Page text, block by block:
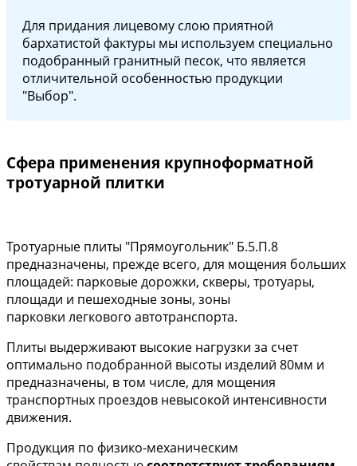
Для придания лицевому слою приятной
бархатистой фактуры мы используем специально
подобранный гранитный песок, что является
отличительной особенностью продукции
"Выбор".
Сфера применения крупноформатной
тротуарной плитки
Тротуарные плиты "Прямоугольник" Б.5.П.8
предназначены, прежде всего, для мощения больших
площадей: парковые дорожки, скверы, тротуары,
площади и пешеходные зоны, зоны
парковки легкового автотранспорта.
Плиты выдерживают высокие нагрузки за счет
оптимально подобранной высоты изделий 80мм и
предназначены, в том числе, для мощения
транспортных проездов невысокой интенсивности
движения.
Продукция по физико-механическим